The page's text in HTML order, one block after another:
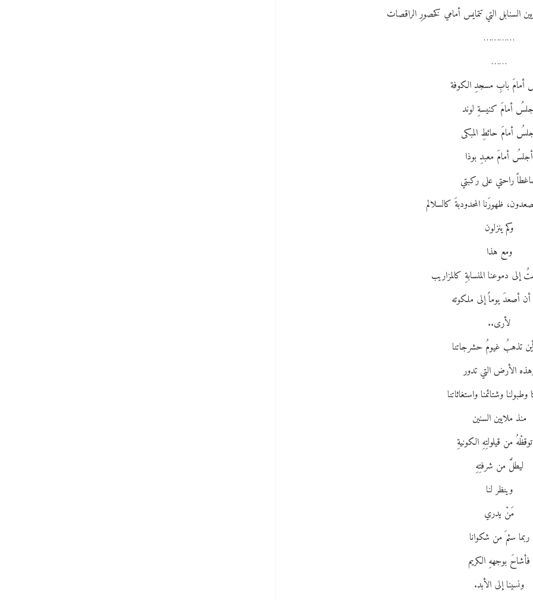
السنابل التي تتمايس أمامي كخصورِ الراقصات
…………
……
أمامَ بابِ مسجدِ الكوفة
أمامَ كنيسةِ لوند
أمامَ حائطِ المبكى
أجلسُ أمامَ معبدِ بوذا
راحتي على ركبتي
ظهورَنا المحدودبةَ كالسلالم
وكم ينزلون
ومع هذا
إلى دموعنا المنسابةِ كالمزاريب
أصعدَ يوماً إلى ملكوته
لأرى..
تذهبُ غيومُ حشرجاتنا
الأرض التي تدور
وطبولنا وشتائمنا واستغاثاتنا
منذ ملايين السنين
من قيلولتِهِ الكونيةِ
ليطلَّ من شرفتِهِ
وينظر لنا
مَنْ يدري
ربما سئمَ من شكوانا
فأشاحَ بوجههِ الكريم
ونسينا إلى الأبد.